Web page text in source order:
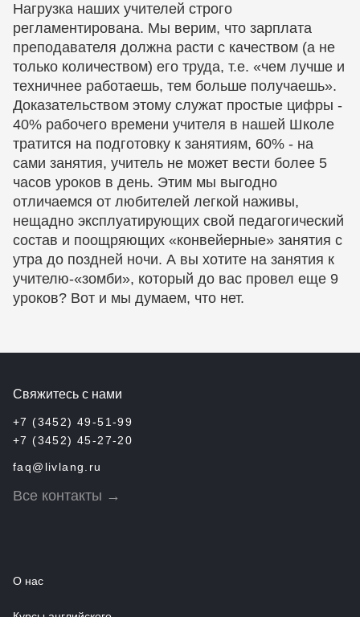
Нагрузка наших учителей строго
регламентирована. Мы верим, что зарплата
преподавателя должна расти с качеством (а не
только количеством) его труда, т.е. «чем лучше и
техничнее работаешь, тем больше получаешь».
Доказательством этому служат простые цифры -
40% рабочего времени учителя в нашей Школе
тратится на подготовку к занятиям, 60% - на
сами занятия, учитель не может вести более 5
часов уроков в день. Этим мы выгодно
отличаемся от любителей легкой наживы,
нещадно эксплуатирующих свой педагогический
состав и поощряющих «конвейерные» занятия с
утра до поздней ночи. А вы хотите на занятия к
учителю-«зомби», который до вас провел еще 9
уроков? Вот и мы думаем, что нет.
О нас
Свяжитесь с нами
+7 (3452) 49-51-99
+7 (3452) 45-27-20
faq@livlang.ru
Все контакты →